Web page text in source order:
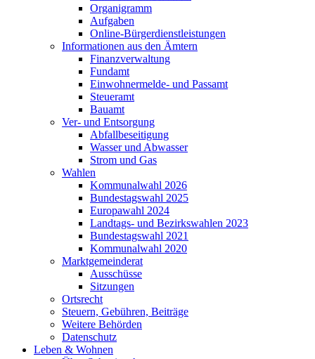
Organigramm
Aufgaben
Online-Bürgerdienstleistungen
Informationen aus den Ämtern
Finanzverwaltung
Fundamt
Einwohnermelde- und Passamt
Steueramt
Bauamt
Ver- und Entsorgung
Abfallbeseitigung
Wasser und Abwasser
Strom und Gas
Wahlen
Kommunalwahl 2026
Bundestagswahl 2025
Europawahl 2024
Landtags- und Bezirkswahlen 2023
Bundestagswahl 2021
Kommunalwahl 2020
Marktgemeinderat
Ausschüsse
Sitzungen
Ortsrecht
Steuern, Gebühren, Beiträge
Weitere Behörden
Datenschutz
Leben & Wohnen